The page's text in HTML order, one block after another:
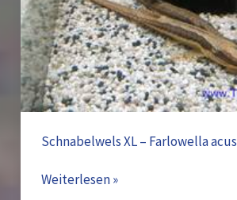
Schnabelwels XL – Farlowella acus
Weiterlesen »